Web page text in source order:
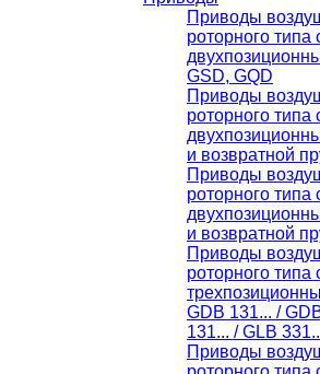
Приводы
роторного типа
GSD, GQD
Приводы
роторного типа
и возвратной
Приводы
роторного типа
и возвратной
Приводы
роторного типа
GDB 131... /
131... / GLB
Приводы